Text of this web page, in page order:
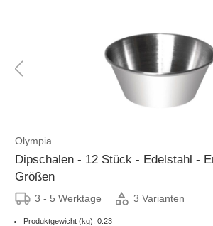
Olympia
Dipschalen - 12 Stück - Edelstahl -
Größen
3 - 5 Werktage 3 Varianten
Produktgewicht (kg): 0.23